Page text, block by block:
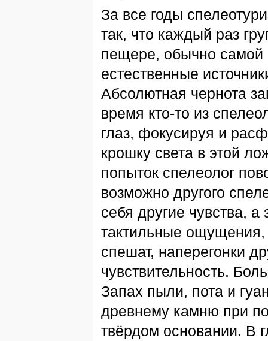
За все годы
так, что каждый раз
пещере, обычно самой
естественные
Абсолютная чернота
время кто-то из
глаз, фокусируя и
крошку света в этой
попыток спелеолог
возможно другого
себя другие чувства,
тактильные ощущения,
спешат, наперегонки
чувствительность.
Запах пыли, пота и
древнему камню при
твёрдом основании. В